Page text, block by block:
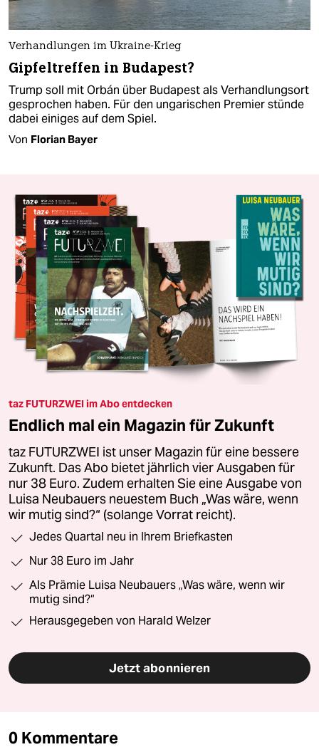
Verhandlungen im Ukraine-Krieg
Gipfeltreffen in Budapest?
Trump soll mit Orbán über Budapest als Verhandlungsort
gesprochen haben. Für den ungarischen Premier stünde
dabei einiges auf dem Spiel.
Von Florian Bayer
taz FUTURZWEI im Abo entdecken
Endlich mal ein Magazin für Zukunft
taz FUTURZWEI ist unser Magazin für eine bessere
Zukunft. Das Abo bietet jährlich vier Ausgaben für
nur 38 Euro. Zudem erhalten Sie eine Ausgabe von
Luisa Neubauers neuestem Buch „Was wäre, wenn
wir mutig sind?“ (solange Vorrat reicht).
Jedes Quartal neu in Ihrem Briefkasten
Nur 38 Euro im Jahr
Als Prämie Luisa Neubauers „Was wäre, wenn wir
mutig sind?“
Herausgegeben von Harald Welzer
Jetzt abonnieren
0 Kommentare